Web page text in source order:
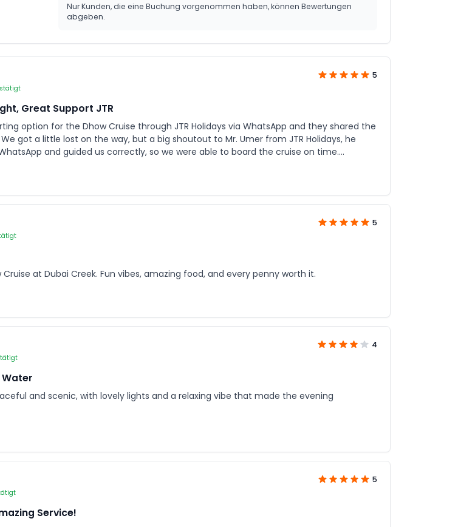
Nur Kunden, die eine Buchung vorgenommen haben, können Bewertungen
abgeben.
5
Great Support JTR
option for the Dhow Cruise through JTR Holidays via WhatsApp and they shared the
got a little lost on the way, but a big shoutout to Mr. Umer from JTR Holidays, he
and guided us correctly, so we were able to board the cruise on time.
5
at Dubai Creek. Fun vibes, amazing food, and every penny worth it.
4
and scenic, with lovely lights and a relaxing vibe that made the evening
5
Service!